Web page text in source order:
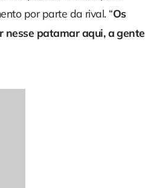
por parte da rival. “Os
nesse patamar aqui, a gente